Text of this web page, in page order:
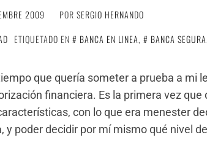
2009 POR SERGIO HERNANDO
ETIQUETADO EN BANCA EN LINEA, BANCA SEGURA,
que quería someter a prueba a mi
financiera. Es la primera vez que
con lo que era menester
y poder decidir por mí mismo qué nivel